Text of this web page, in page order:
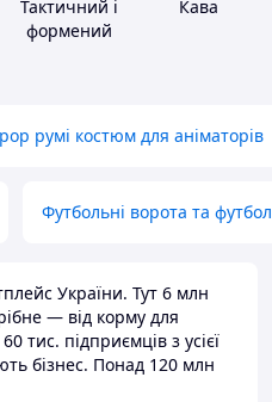
Тактичний і
формений
Кава
румі костюм для аніматорів
Футбольні ворота та
України. Тут 6 млн
— від корму для
тис. підприємців з усієї
бізнес. Понад 120 млн